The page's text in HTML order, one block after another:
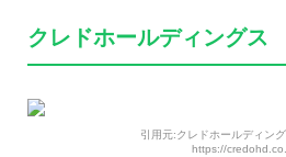
クレドホールディングス
引用元:クレドホールディン
https://